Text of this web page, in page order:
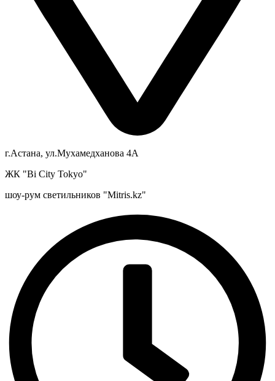
г.Астана, ул.Мухамедханова 4А
ЖК "Bi City Tokyo"
шоу-рум светильников "Mitris.kz"